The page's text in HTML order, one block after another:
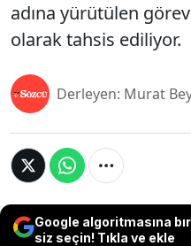
adına yürütülen
olarak tahsis ediliyor.
Derleyen: Murat
Google algoritmasına
siz seçin! Tıkla ve ekle